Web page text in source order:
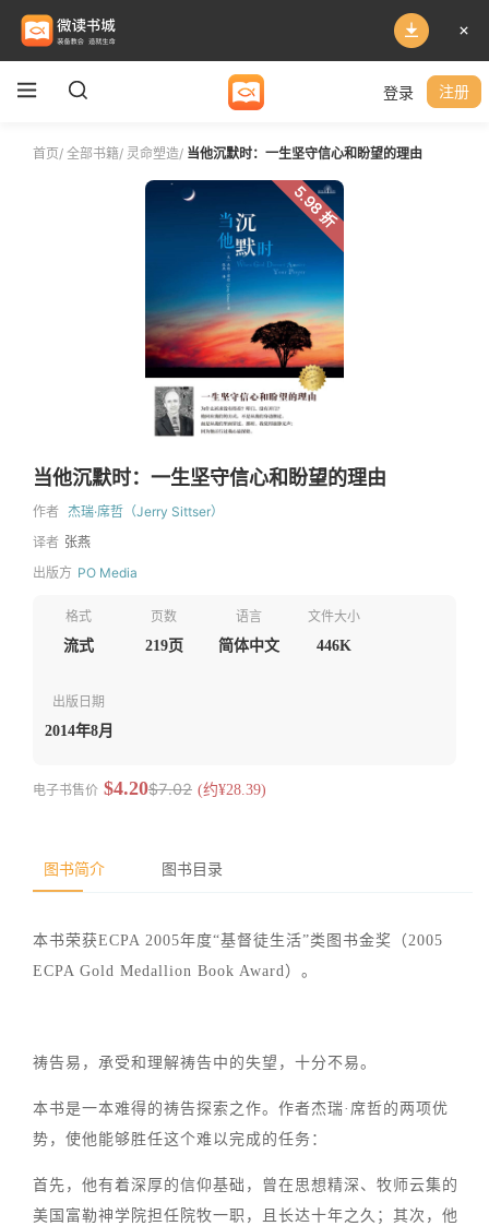
登录 注册
首页/ 全部书籍/ 灵命塑造/ 当他沉默时：一生坚守信心和盼望的理由
5.98 折
当他沉默时：一生坚守信心和盼望的理由
作者 杰瑞·席哲（Jerry Sittser）
译者 张燕
出版方 PO Media
格式
流式
页数
219页
语言
简体中文
文件大小
446K
出版日期
2014年8月
电子书售价 $4.20$7.02 (约¥28.39)
图书简介 图书目录
本书荣获ECPA 2005年度“基督徒生活”类图书金奖（2005
ECPA Gold Medallion Book Award）。
祷告易，承受和理解祷告中的失望，十分不易。
本书是一本难得的祷告探索之作。作者杰瑞·席哲的两项优
势，使他能够胜任这个难以完成的任务：
首先，他有着深厚的信仰基础，曾在思想精深、牧师云集的
美国富勒神学院担任院牧一职，且长达十年之久；其次，他